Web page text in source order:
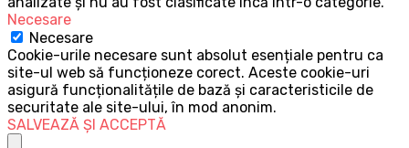
Necesare
Necesare
Cookie-urile necesare sunt absolut esențiale pentru ca
site-ul web să funcționeze corect. Aceste cookie-uri
asigură funcționalitățile de bază și caracteristicile de
securitate ale site-ului, în mod anonim.
SALVEAZĂ ȘI ACCEPTĂ